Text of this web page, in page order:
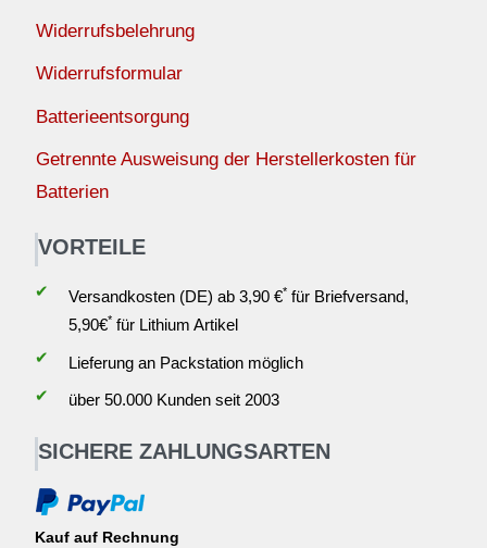
Widerrufsbelehrung
Widerrufsformular
Batterieentsorgung
Getrennte Ausweisung der Herstellerkosten für
Batterien
VORTEILE
✔ Versandkosten (DE) ab 3,90 €*für Briefversand,
5,90€*für Lithium Artikel
✔
Lieferung an Packstation möglich
✔
über 50.000 Kunden seit 2003
SICHERE ZAHLUNGSARTEN
Kauf auf Rechnung